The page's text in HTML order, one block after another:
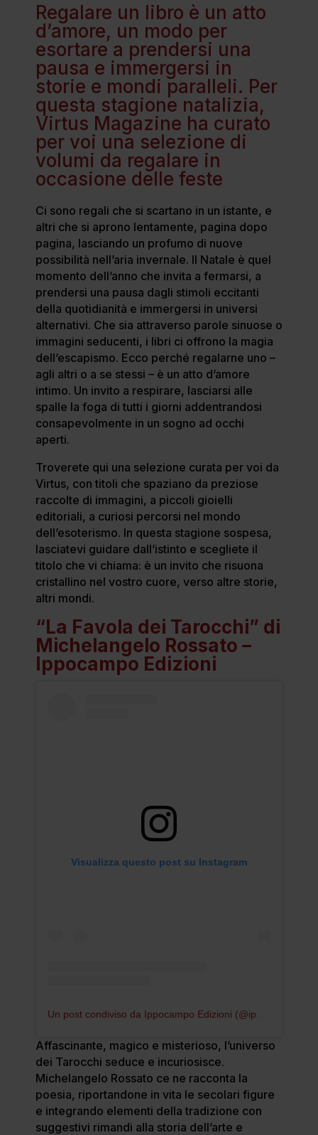
Regalare un libro è un atto
d’amore, un modo per
esortare a prendersi una
pausa e immergersi in
storie e mondi paralleli. Per
questa stagione natalizia,
Virtus Magazine ha curato
per voi una selezione di
volumi da regalare in
occasione delle feste
Ci sono regali che si scartano in un istante, e
altri che si aprono lentamente, pagina dopo
pagina, lasciando un profumo di nuove
possibilità nell’aria invernale. Il Natale è quel
momento dell’anno che invita a fermarsi, a
prendersi una pausa dagli stimoli eccitanti
della quotidianità e immergersi in universi
alternativi. Che sia attraverso parole sinuose o
immagini seducenti, i libri ci offrono la magia
dell’escapismo. Ecco perché regalarne uno –
agli altri o a se stessi – è un atto d’amore
intimo. Un invito a respirare, lasciarsi alle
spalle la foga di tutti i giorni addentrandosi
consapevolmente in un sogno ad occhi
aperti.
Troverete qui una selezione curata per voi da
Virtus, con titoli che spaziano da preziose
raccolte di immagini, a piccoli gioielli
editoriali, a curiosi percorsi nel mondo
dell’esoterismo. In questa stagione sospesa,
lasciatevi guidare dall’istinto e scegliete il
titolo che vi chiama: è un invito che risuona
cristallino nel vostro cuore, verso altre storie,
altri mondi.
“La Favola dei Tarocchi” di
Michelangelo Rossato –
Ippocampo Edizioni
Visualizza questo post su Instagram
Affascinante, magico e misterioso, l’universo
dei Tarocchi seduce e incuriosisce.
Michelangelo Rossato ce ne racconta la
poesia, riportandone in vita le secolari figure
e integrando elementi della tradizione con
suggestivi rimandi alla storia dell’arte e